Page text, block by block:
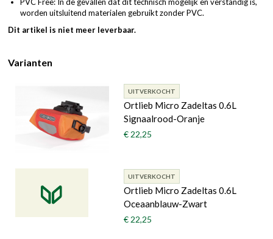
worden uitsluitend materialen gebruikt zonder PVC.
Dit artikel is niet meer leverbaar.
Varianten
UITVERKOCHT
Ortlieb Micro Zadeltas 0.6L
Signaalrood-Oranje
€ 22,25
UITVERKOCHT
Ortlieb Micro Zadeltas 0.6L
Oceaanblauw-Zwart
€ 22,25